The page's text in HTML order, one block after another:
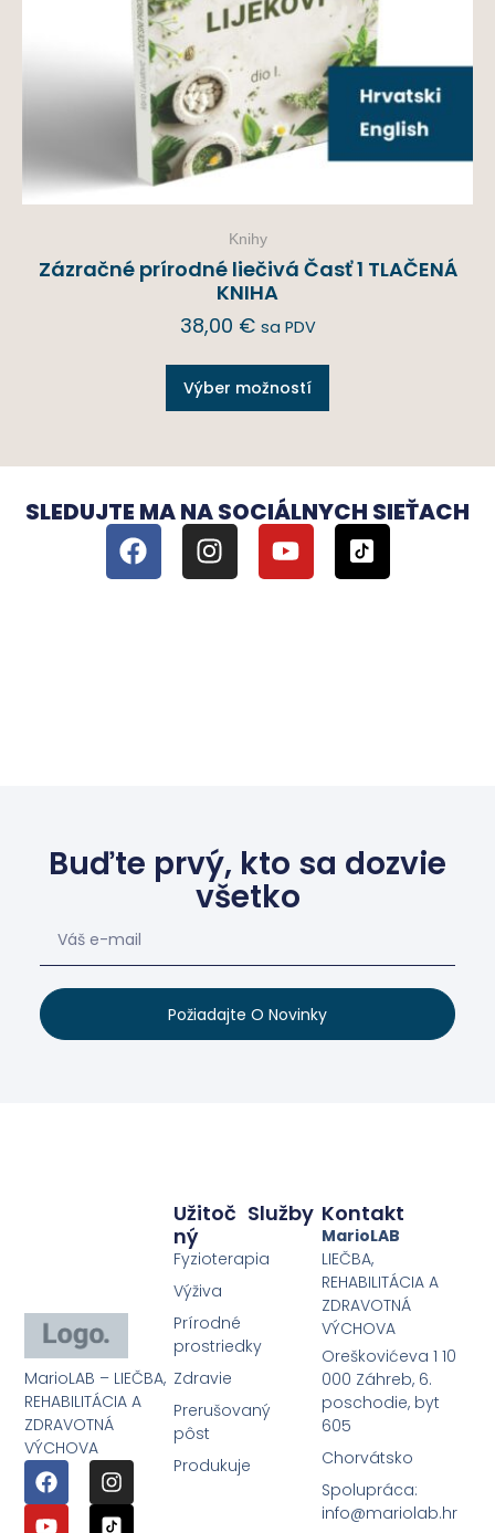
Knihy
Zázračné prírodné liečivá Časť 1 TLAČENÁ
KNIHA
38,00 € sa PDV
Výber možností
SLEDUJTE MA NA SOCIÁLNYCH SIEŤACH
Buďte prvý, kto sa dozvie
všetko
Požiadajte O Novinky
MarioLAB – LIEČBA,
REHABILITÁCIA A
ZDRAVOTNÁ
VÝCHOVA
Služby
Užitoč
Ný
Fyzioterapia
Výživa
Prírodné
prostriedky
Zdravie
Prerušovaný
pôst
Produkuje
Kontakt
MarioLAB
LIEČBA,
REHABILITÁCIA A
ZDRAVOTNÁ
VÝCHOVA
Oreškovićeva 1 10
000 Záhreb, 6.
poschodie, byt
605
Chorvátsko
Spolupráca:
info@mariolab.hr